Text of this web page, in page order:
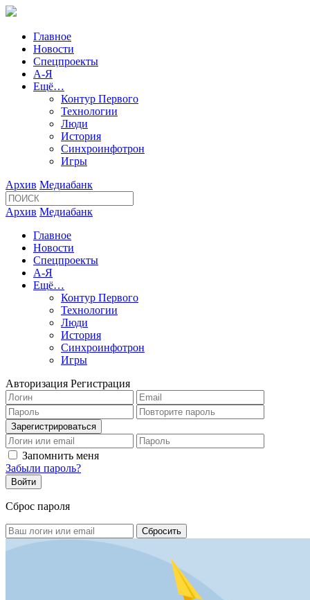
Главное
Новости
Спецпроекты
А-Я
Ещё…
Контур Первого
Технологии
Люди
История
Синхроинфотрон
Игры
Архив Медиабанк
Архив Медиабанк
Главное
Новости
Спецпроекты
А-Я
Ещё…
Контур Первого
Технологии
Люди
История
Синхроинфотрон
Игры
Авторизация Регистрация
Запомнить меня
Забыли пароль?
Сброс пароля